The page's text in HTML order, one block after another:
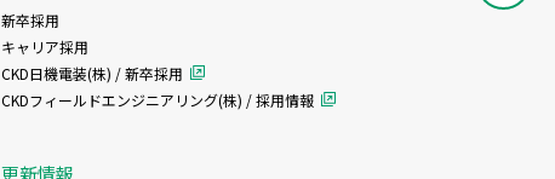
新卒採用
キャリア採用
CKD日機電装(株) / 新卒採用
CKDフィールドエンジニアリング(株) / 採用情報
更新情報